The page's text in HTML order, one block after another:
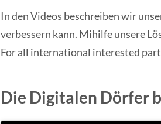
In den Videos beschreiben wir
verbessern kann. Mihilfe unsere
For all international interested
Die Digitalen Dörfer